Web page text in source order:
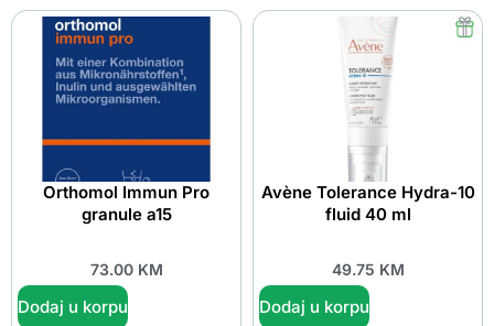
Orthomol Immun Pro
granule a15
73.00 KM
Dodaj u korpu
Avène Tolerance Hydra-10
fluid 40 ml
49.75 KM
Dodaj u korpu